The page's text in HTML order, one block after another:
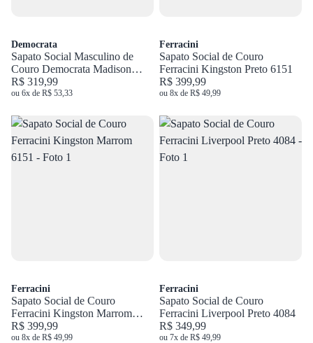
Democrata
Sapato Social Masculino de
Couro Democrata Madison
Preto 255106
R$ 319,99
ou 6x de R$ 53,33
Ferracini
Sapato Social de Couro
Ferracini Kingston Preto 6151
R$ 399,99
ou 8x de R$ 49,99
Ferracini
Sapato Social de Couro
Ferracini Kingston Marrom
6151
R$ 399,99
ou 8x de R$ 49,99
Ferracini
Sapato Social de Couro
Ferracini Liverpool Preto 4084
R$ 349,99
ou 7x de R$ 49,99